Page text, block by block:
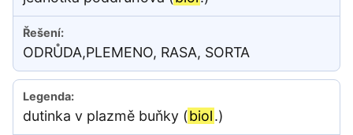
ODRŮDA,PLEMENO, RASA, SORTA
dutinka v plazmě buňky (biol.)